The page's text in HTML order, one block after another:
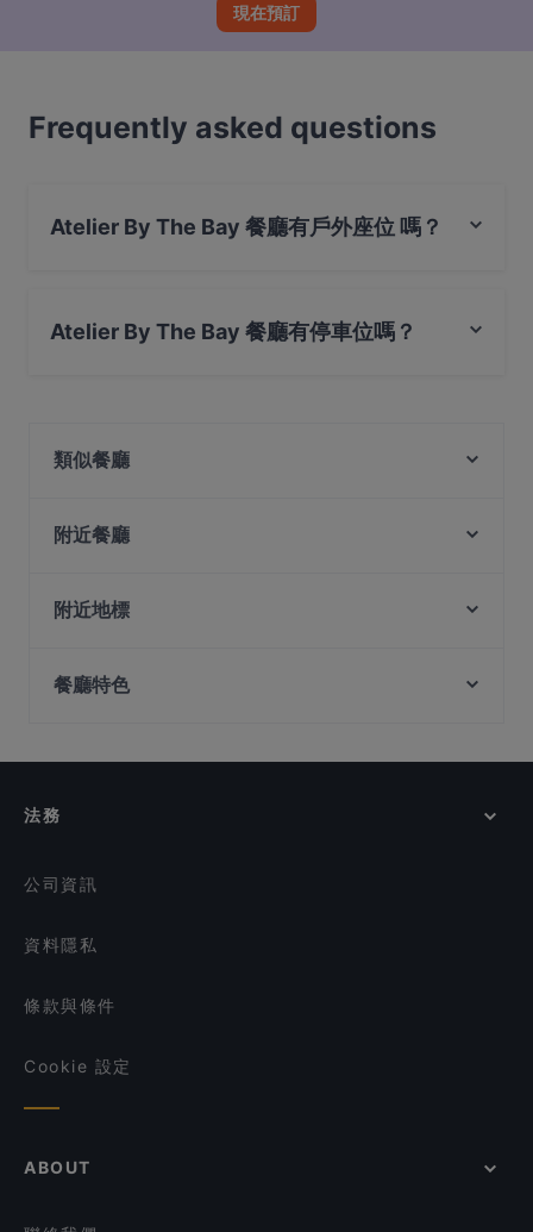
現在預訂
Frequently asked questions
Atelier By The Bay 餐廳有戶外座位 嗎？
Atelier By The Bay 餐廳有停車位嗎？
類似餐廳
Ohana Beach House - Changi
Tekong Seafood Restaurant
ANDES by ASTONS - Changi Airport T1
附近餐廳
East)
Shan Zhen Hai Wei 山珍海味 Camping
ANDES by ASTONS - Eastpoint Mall
附近地標
Fort Canning Park, 新加坡
餐廳特色
在 新加坡 的 親子友善餐廳
法務
公司資訊
資料隱私
條款與條件
Cookie 設定
ABOUT